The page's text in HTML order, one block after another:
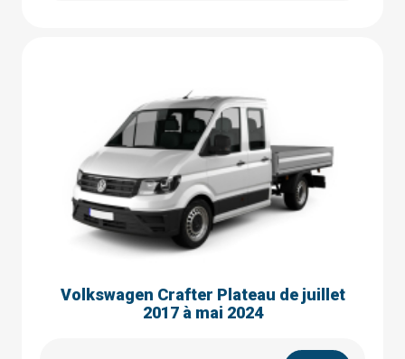
Volkswagen Crafter Plateau de juillet
2017 à mai 2024